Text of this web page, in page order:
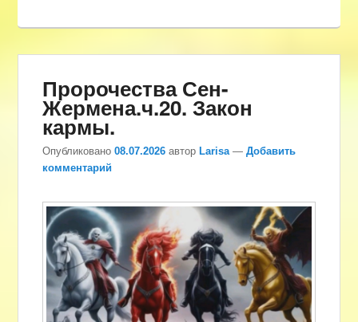
Пророчества Сен-
Жермена.ч.20. Закон
кармы.
Опубликовано08.07.2026 автор Larisa —Добавить
комментарий